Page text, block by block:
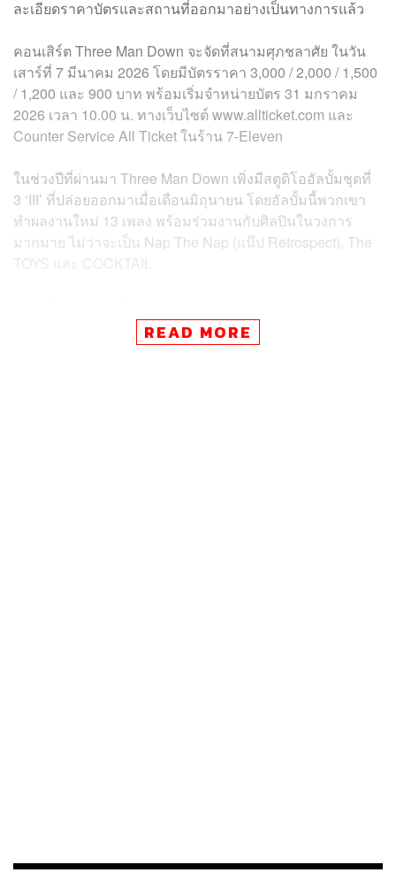
ละเอียดราคาบัตรและสถานที่ออกมาอย่างเป็นทางการแล้ว
คอนเสิร์ต Three Man Down จะจัดที่สนามศุภชลาศัย ในวัน
เสาร์ที่ 7 มีนาคม 2026 โดยมีบัตรราคา 3,000 / 2,000 / 1,500
/ 1,200 และ 900 บาท พร้อมเริ่มจำหน่ายบัตร 31 มกราคม
2026 เวลา 10.00 น. ทางเว็บไซต์ www.allticket.com และ
Counter Service All Ticket ในร้าน 7-Eleven
ในช่วงปีที่ผ่านมา Three Man Down เพิ่งมีสตูดิโออัลบั้มชุดที่
3 ‘III’ ที่ปล่อยออกมาเมื่อเดือนมิถุนายน โดยอัลบั้มนี้พวกเขา
ทำผลงานใหม่ 13 เพลง พร้อมร่วมงานกับศิลปินในวงการ
มากมาย ไม่ว่าจะเป็น Nap The Nap (แน๊ป Retrospect), The
TOYS และ COCKTAIL
READ MORE